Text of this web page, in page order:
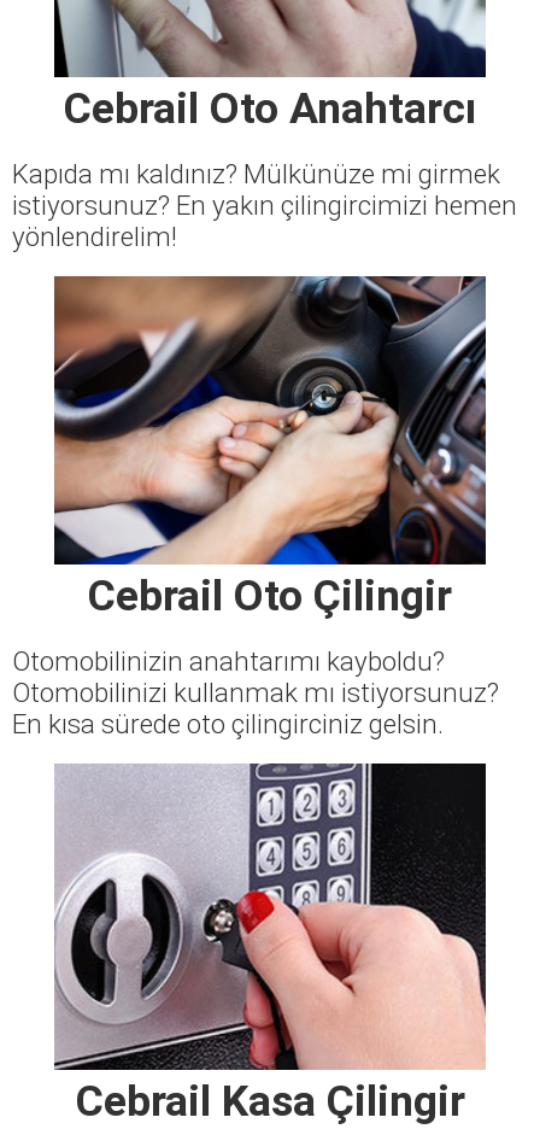
Cebrail Oto Anahtarcı
Kapıda mı kaldınız? Mülkünüze mi girmek
istiyorsunuz? En yakın çilingircimizi hemen
yönlendirelim!
Cebrail Oto Çilingir
Otomobilinizin anahtarımı kayboldu?
Otomobilinizi kullanmak mı istiyorsunuz?
En kısa sürede oto çilingirciniz gelsin.
Cebrail Kasa Çilingir